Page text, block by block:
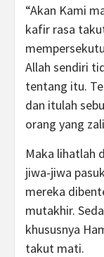
“Akan Kami
kafir rasa
Allah sendiri
tentang itu.
dan itulah
orang yang
Maka lihatlah
jiwa-jiwa
mereka
mutakhir.
khususnya
takut mati.